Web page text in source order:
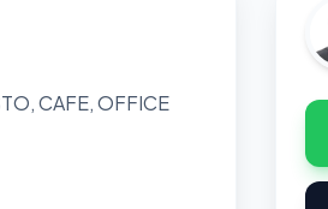
CAFE, OFFICE